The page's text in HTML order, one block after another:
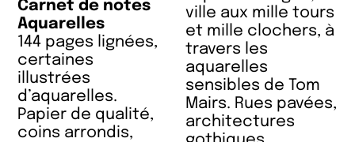
Carnet de notes
Aquarelles
144 pages lignées,
certaines
illustrées
d’aquarelles.
Papier de qualité,
coins arrondis,
ville aux mille tours
et mille clochers, à
travers les
aquarelles
sensibles de Tom
Mairs. Rues pavées,
architectures